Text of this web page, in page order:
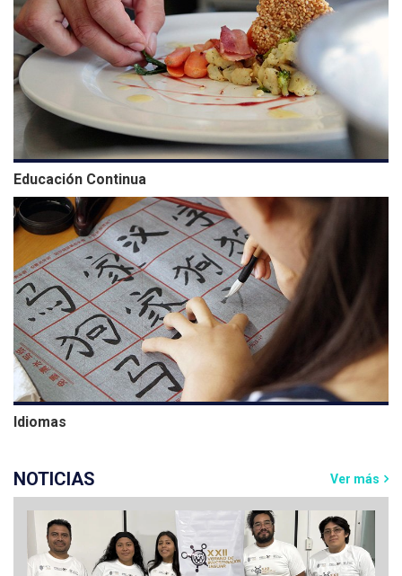
Educación Continua
Idiomas
NOTICIAS Ver más